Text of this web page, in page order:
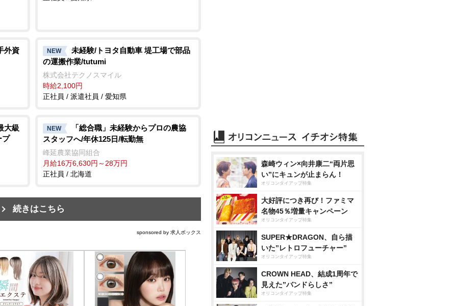
外資 NEW
未経験/トヨタ自動車 堤工場で部品
の運搬作業/tutumi
株式会社テクノスマイル
時給2,100円
正社員 / 派遣社員 / 愛知県
大級
プ
NEW
「総合職」未経験からプロの農協
スタッフへ/年休125日/転勤無
峰延農業協同組合
月給16万6,630円～28万円
正社員 / 北海道
続きはこちら
sponsored by 求人ボックス
森崎ウィン×向井康二“両片思
い”にキュンが止まらん！
オリコンタイアップ特集
大好評につき再び！ファミマ
名物45％増量キャンペーン
オリコンタイアップ特集
SUPER★DRAGON、自ら描
いた”レトロフューチャー”
オリコンタイアップ特集
CROWN HEAD、結成1周年で
見えた”バンドらしさ”
オリコンタイアップ特集